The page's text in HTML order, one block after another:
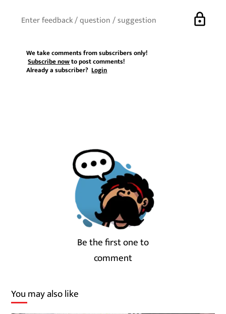
lock
We take comments from subscribers only!
Subscribe nowto post comments!
Already a subscriber?Login
Be the first one to
comment
You may also like